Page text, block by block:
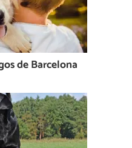
de Barcelona